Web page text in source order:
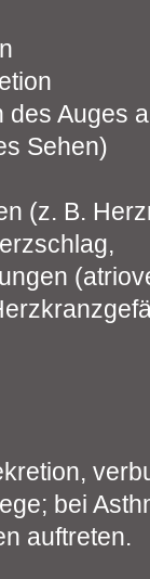
Auges
Sehen)
(z. B.
bei
auftreten.